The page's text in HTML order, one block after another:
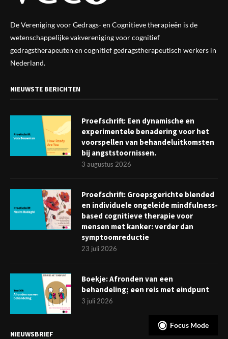
De Vereniging voor Gedrags- en Cognitieve therapieën is de
wetenschappelijke vakverenigingvoor cognitief
gedragstherapeuten en cognitief gedragstherapeutisch werkers in
Nederland.
NIEUWSTE BERICHTEN
Proefschrift: Een dynamische en
experimentele benadering voor het
voorspellen van behandeluitkomsten
bij angststoornissen.
3 augustus 2026
Proefschrift: Groepsgerichte blended
en individuele ongeleide mindfulness-
based cognitieve therapie voor
mensen met kanker: verder dan
symptoomreductie
23 juli 2026
Boekje: Afronden van een
behandeling; een reis met eindpunt
3 juli 2026
NIEUWSBRIEF
Focus Mode